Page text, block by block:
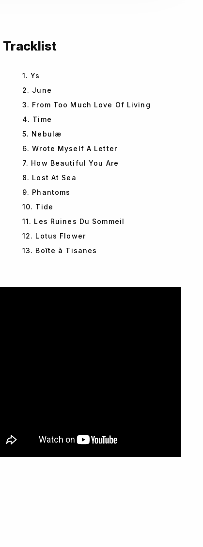
Tracklist
1. Ys
2. June
3. From Too Much Love Of Living
4. Time
5. Nebulæ
6. Wrote Myself A Letter
7. How Beautiful You Are
8. Lost At Sea
9. Phantoms
10. Tide
11. Les Ruines Du Sommeil
12. Lotus Flower
13. Boîte à Tisanes